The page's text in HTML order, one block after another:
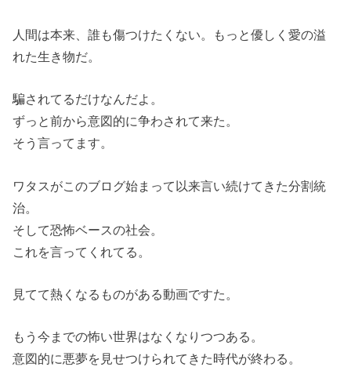
人間は本来、誰も傷つけたくない。もっと優しく愛の溢
れた生き物だ。
騙されてるだけなんだよ。
ずっと前から意図的に争わされて来た。
そう言ってます。
ワタスがこのブログ始まって以来言い続けてきた分割統
治。
そして恐怖ベースの社会。
これを言ってくれてる。
見てて熱くなるものがある動画ですた。
もう今までの怖い世界はなくなりつつある。
意図的に悪夢を見せつけられてきた時代が終わる。